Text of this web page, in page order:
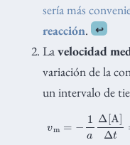
sería más
reacción. ↩︎
Lavelocidad
variación de la
un intervalo de
1a Δ[ A]Δ